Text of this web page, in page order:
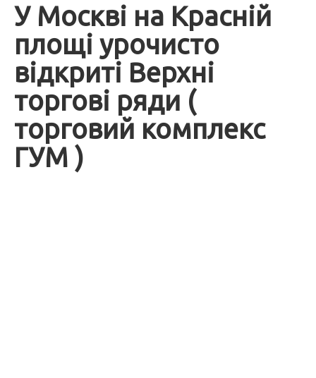
У Москві на Красній
площі урочисто
відкриті Верхні
торгові ряди (
торговий комплекс
ГУМ )